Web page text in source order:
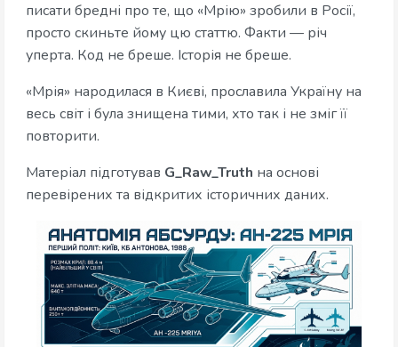
писати бредні про те, що «Мрію» зробили в Росії,
просто скиньте йому цю статтю. Факти — річ
уперта. Код не бреше. Історія не бреше.
«Мрія» народилася в Києві, прославила Україну на
весь світ і була знищена тими, хто так і не зміг її
повторити.
Матеріал підготував G_Raw_Truth на основі
перевірених та відкритих історичних даних.